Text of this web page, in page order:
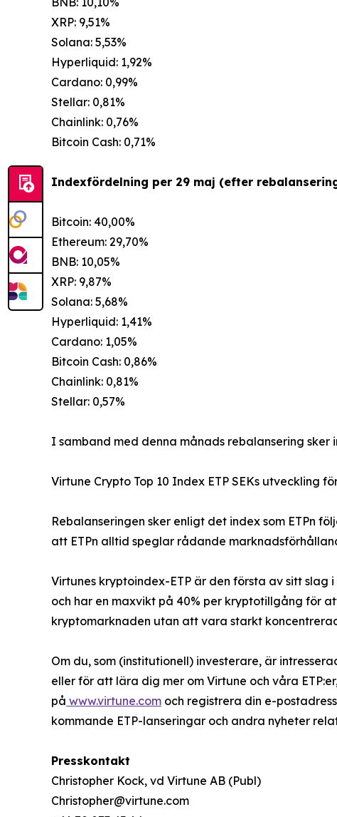
XRP: 9,51%
Solana: 5,53%
Hyperliquid: 1,92%
Cardano: 0,99%
Stellar: 0,81%
Chainlink: 0,76%
Bitcoin Cash: 0,71%
Indexfördelning per 29 maj (efter
Bitcoin: 40,00%
Ethereum: 29,70%
BNB: 10,05%
XRP: 9,87%
Solana: 5,68%
Hyperliquid: 1,41%
Cardano: 1,05%
Bitcoin Cash: 0,86%
Chainlink: 0,81%
Stellar: 0,57%
I samband med denna månads rebalansering
Virtune Crypto Top 10 Index ETP SEKs utveckling
Rebalanseringen sker enligt det index som ETPn
att ETPn alltid speglar rådande
Virtunes kryptoindex-ETP är den första av sitt
och har en maxvikt på 40% per kryptotillgång för
kryptomarknaden utan att vara starkt
Om du, som (institutionell) investerare, är
eller för att lära dig mer om Virtune och våra
på www.virtune.com och registrera din e-
kommande ETP-lanseringar och andra nyheter
Presskontakt
Christopher Kock, vd Virtune AB (Publ)
Christopher@virtune.com